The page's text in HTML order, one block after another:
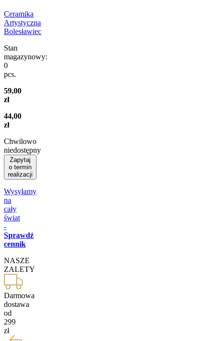
Ceramika
Artystyczna
Bolesławiec
Stan
magazynowy:
0
pcs.
59,00
zł
44,00
zł
Chwilowo
niedostępny
Zapytaj
o termin
realizacji
Wysyłamy
na
cały
świat
-
Sprawdź
cennik
NASZE
ZALETY
Darmowa
dostawa
od
299
zł